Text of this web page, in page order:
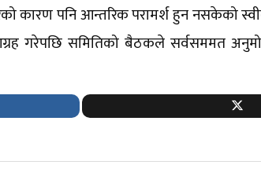
कारण पनि आन्तरिक परामर्श हुन नसकेको
गरेपछि समितिको बैठकले सर्वसममत